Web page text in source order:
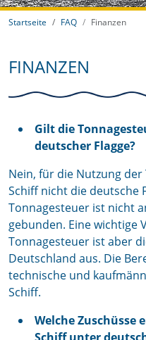
Startseite FAQ Finanzen
FINANZEN
Gilt die
deutscher Flagge?
Nein, für die Nutzung
Schiff nicht die deutsche
Tonnagesteuer ist nicht
gebunden. Eine wichtige
Tonnagesteuer ist aber
Deutschland aus. Die
technische und
Schiff.
Welche Zuschüsse